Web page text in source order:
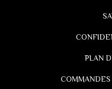
PLAN
COMMANDES